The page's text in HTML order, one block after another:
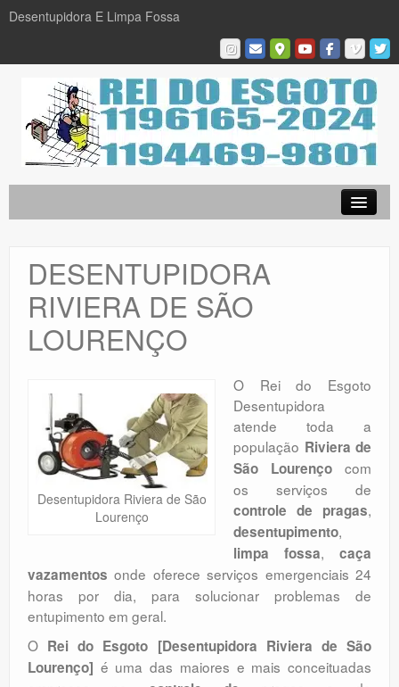
Desentupidora E Limpa Fossa
Limpa Fossa
Caça Vazamentos
Serviços
Orçamento
Comentários
DESENTUPIDORA
RIVIERA DE SÃO
LOURENÇO
Desentupidora Riviera de São
Lourenço
O Rei do Esgoto
Desentupidora
atende toda a
população Riviera de
São Lourenço com
os serviços de
controle de pragas,
desentupimento,
limpa fossa, caça
vazamentos onde oferece serviços emergenciais 24
horas por dia, para solucionar problemas de
entupimento em geral.
O Rei do Esgoto [Desentupidora Riviera de São
Lourenço] é uma das maiores e mais conceituadas